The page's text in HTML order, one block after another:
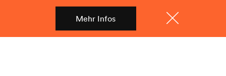
Mehr Infos Menü
Shop